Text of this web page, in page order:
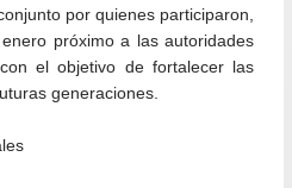
por quienes participaron,
próximo a las autoridades
el objetivo de fortalecer las
generaciones.